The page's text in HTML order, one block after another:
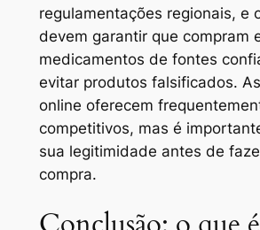
regulamentações regionais, e
devem garantir que compram
medicamentos de fontes
evitar produtos falsificados.
online oferecem
competitivos, mas é
sua legitimidade antes de
compra.